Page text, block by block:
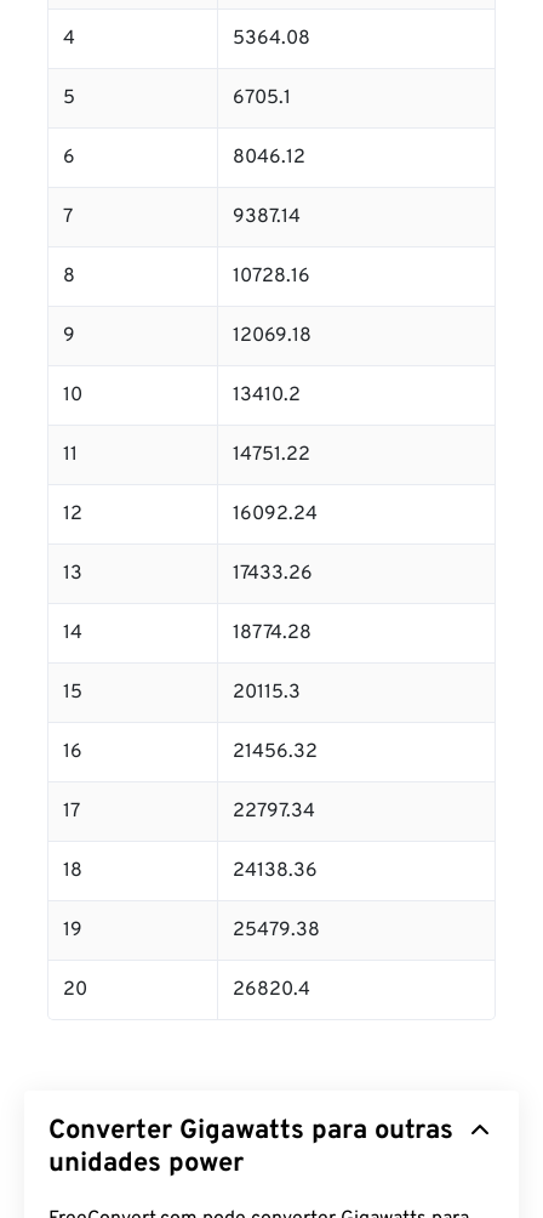
4 5364.08
5 6705.1
6 8046.12
7 9387.14
8 10728.16
9 12069.18
10 13410.2
11 14751.22
12 16092.24
13 17433.26
14 18774.28
15 20115.3
16 21456.32
17 22797.34
18 24138.36
19 25479.38
20 26820.4
Converter Gigawatts para outras
unidades power